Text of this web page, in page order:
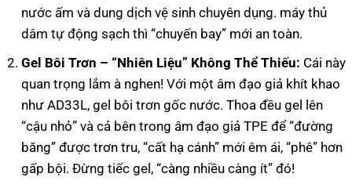
nước ấm và dung dịch vệ sinh chuyên dụng. máy thủ
dâm tự động sạch thì “chuyến bay” mới an toàn.
Gel Bôi Trơn – “Nhiên Liệu” Không Thể Thiếu: Cái này
quan trọng lắm à nghen! Với một âm đạo giả khít khao
như AD33L, gel bôi trơn gốc nước. Thoa đều gel lên
“cậu nhỏ” và cả bên trong âm đạo giả TPE để “đường
băng” được trơn tru, “cất hạ cánh” mới êm ái, “phê” hơn
gấp bội. Đừng tiếc gel, “càng nhiều càng ít” đó!